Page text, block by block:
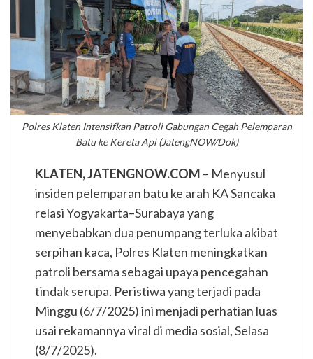
Polres Klaten Intensifkan Patroli Gabungan Cegah Pelemparan
Batu ke Kereta Api (JatengNOW/Dok)
KLATEN, JATENGNOW.COM – Menyusul
insiden pelemparan batu ke arah KA Sancaka
relasi Yogyakarta–Surabaya yang
menyebabkan dua penumpang terluka akibat
serpihan kaca, Polres Klaten meningkatkan
patroli bersama sebagai upaya pencegahan
tindak serupa. Peristiwa yang terjadi pada
Minggu (6/7/2025) ini menjadi perhatian luas
usai rekamannya viral di media sosial, Selasa
(8/7/2025).